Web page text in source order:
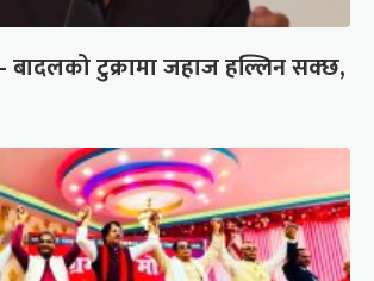
बादलको टुक्रामा जहाज हल्लिन सक्छ,